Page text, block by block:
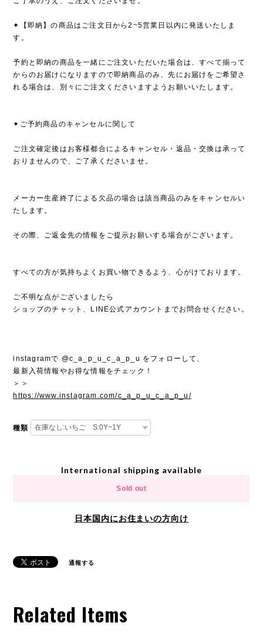
✦【即納】の商品はご注文日から2~5営業日以内に発送いたしま
す。
予約と即納の商品を一緒にご注文いただいた場合は、すべて揃って
からのお届けになりますので即納商品のみ、先にお届けをご希望さ
れる場合は、別々にご注文くださいますようお願いいたします。
✦ご予約商品のキャンセルに関して
ご注文確定後はお客様都合によるキャンセル・返品・交換は承って
おりませんので、ご了承くださいませ。
メーカー生産終了による欠品の場合は該当商品のみをキャンセルい
たします。
その際、ご返金先の情報をご提示お願いする場合がございます。
すべての方が気持ちよくお買い物できるよう、心がけております。
ご不明な点がございましたら
ショップのチャット、LINE公式アカウントまでお問合せください。
instagramで @c_a_p_u_c_a_p_u をフォローして、
最新入荷情報やお得な情報をチェック！
＞＞
https://www.instagram.com/c_a_p_u_c_a_p_u/
種類
International shipping available
Sold out
日本国内にお住まいの方向け
通報する
Related Items